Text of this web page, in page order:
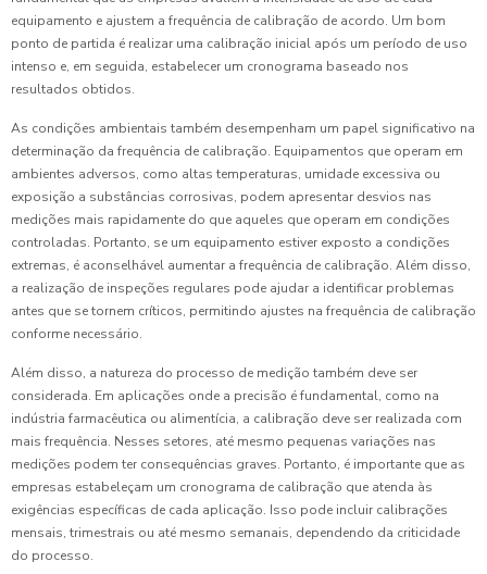
equipamento e ajustem a frequência de calibração de acordo. Um bom
ponto de partida é realizar uma calibração inicial após um período de uso
intenso e, em seguida, estabelecer um cronograma baseado nos
resultados obtidos.
As condições ambientais também desempenham um papel significativo na
determinação da frequência de calibração. Equipamentos que operam em
ambientes adversos, como altas temperaturas, umidade excessiva ou
exposição a substâncias corrosivas, podem apresentar desvios nas
medições mais rapidamente do que aqueles que operam em condições
controladas. Portanto, se um equipamento estiver exposto a condições
extremas, é aconselhável aumentar a frequência de calibração. Além disso,
a realização de inspeções regulares pode ajudar a identificar problemas
antes que se tornem críticos, permitindo ajustes na frequência de calibração
conforme necessário.
Além disso, a natureza do processo de medição também deve ser
considerada. Em aplicações onde a precisão é fundamental, como na
indústria farmacêutica ou alimentícia, a calibração deve ser realizada com
mais frequência. Nesses setores, até mesmo pequenas variações nas
medições podem ter consequências graves. Portanto, é importante que as
empresas estabeleçam um cronograma de calibração que atenda às
exigências específicas de cada aplicação. Isso pode incluir calibrações
mensais, trimestrais ou até mesmo semanais, dependendo da criticidade
do processo.